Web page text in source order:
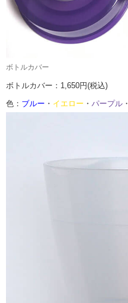
ボトルカバー
ボトルカバー：1,650円(税込)
色： ブルー ・ イエロー ・ パープル ・